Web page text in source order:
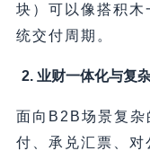
块）可以像搭积
统交付周期。
2. 业财一体化与复
面向B2B场景复杂
付、承兑汇票、对